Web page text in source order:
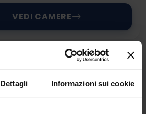
Dettagli Informazioni sui cookie
VEDI CAMERE